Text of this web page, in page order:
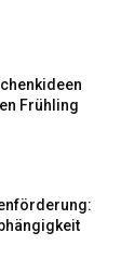
Frühling